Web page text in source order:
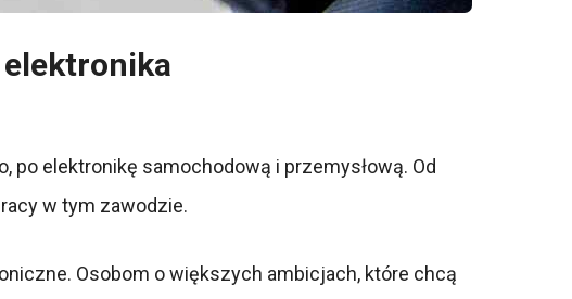
elektronikę samochodową i przemysłową. Od
w tym zawodzie.
Osobom o większych ambicjach, które chcą